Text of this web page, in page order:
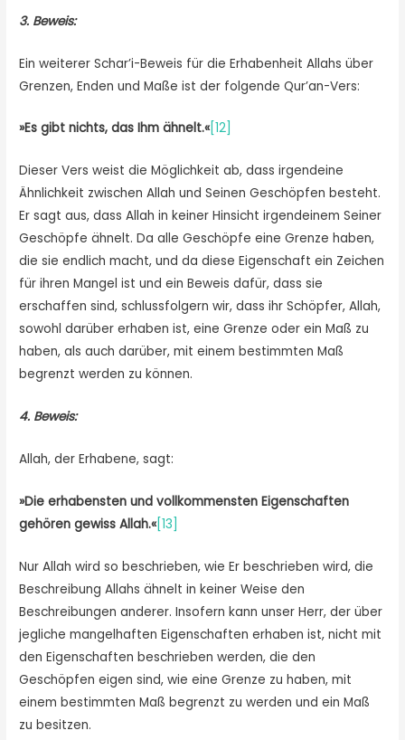
3. Beweis:
Ein weiterer Schar’i-Beweis für die Erhabenheit Allahs über
Grenzen, Enden und Maße ist der folgende Qur’an-Vers:
»Es gibt nichts, das Ihm ähnelt.«[12]
Dieser Vers weist die Möglichkeit ab, dass irgendeine
Ähnlichkeit zwischen Allah und Seinen Geschöpfen besteht.
Er sagt aus, dass Allah in keiner Hinsicht irgendeinem Seiner
Geschöpfe ähnelt. Da alle Geschöpfe eine Grenze haben,
die sie endlich macht, und da diese Eigenschaft ein Zeichen
für ihren Mangel ist und ein Beweis dafür, dass sie
erschaffen sind, schlussfolgern wir, dass ihr Schöpfer, Allah,
sowohl darüber erhaben ist, eine Grenze oder ein Maß zu
haben, als auch darüber, mit einem bestimmten Maß
begrenzt werden zu können.
4. Beweis:
Allah, der Erhabene, sagt:
»Die erhabensten und vollkommensten Eigenschaften
gehören gewiss Allah.«[13]
Nur Allah wird so beschrieben, wie Er beschrieben wird, die
Beschreibung Allahs ähnelt in keiner Weise den
Beschreibungen anderer. Insofern kann unser Herr, der über
jegliche mangelhaften Eigenschaften erhaben ist, nicht mit
den Eigenschaften beschrieben werden, die den
Geschöpfen eigen sind, wie eine Grenze zu haben, mit
einem bestimmten Maß begrenzt zu werden und ein Maß
zu besitzen.